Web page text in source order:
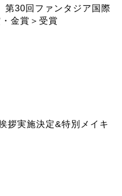
30回ファンタジア国際
金賞＞受賞
拶実施決定&特別メイキ